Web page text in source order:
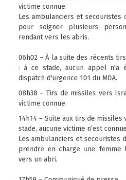
victime connue.
Les ambulanciers et secouristes
pour soigner plusieurs
rendant vers les abris.
06h02 – À la suite des récents
: à ce stade, aucun appel n'a
dispatch d'urgence 101 du MDA.
08h38 – Tirs de missiles vers
victime connue.
14h14 – Suite aux tirs de missiles
stade, aucune victime n’est
Les ambulanciers et secouristes
prendre en charge une femme
vers un abri.